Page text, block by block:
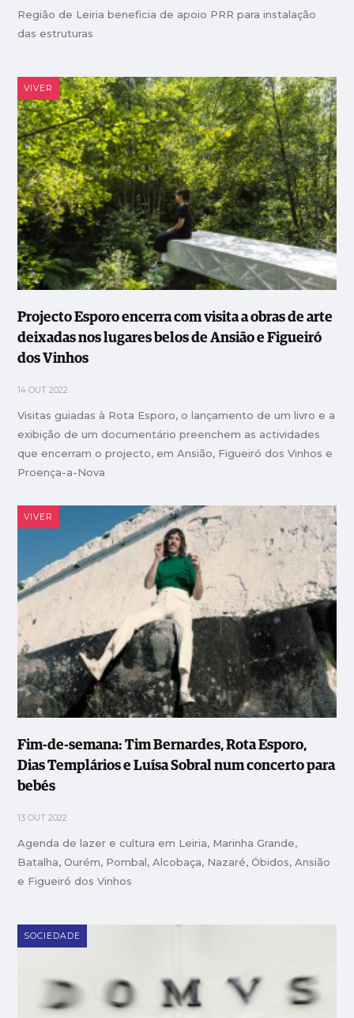
Região de Leiria beneficia de apoio PRR para instalação
das estruturas
VIVER
Projecto Esporo encerra com visita a obras de arte
deixadas nos lugares belos de Ansião e Figueiró
dos Vinhos
14 OUT 2022
Visitas guiadas à Rota Esporo, o lançamento de um livro e a
exibição de um documentário preenchem as actividades
que encerram o projecto, em Ansião, Figueiró dos Vinhos e
Proença-a-Nova
VIVER
Fim-de-semana: Tim Bernardes, Rota Esporo,
Dias Templários e Luísa Sobral num concerto para
bebés
13 OUT 2022
Agenda de lazer e cultura em Leiria, Marinha Grande,
Batalha, Ourém, Pombal, Alcobaça, Nazaré, Óbidos, Ansião
e Figueiró dos Vinhos
SOCIEDADE